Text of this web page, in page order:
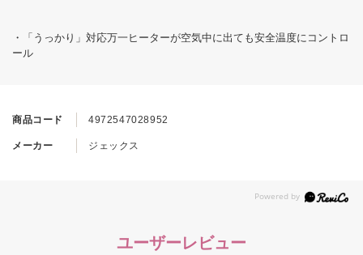
商品コード 4972547028952
メーカー ジェックス
・「うっかり」対応万一ヒーターが空気中に出ても安全温度にコントロ
ール
ユーザーレビュー